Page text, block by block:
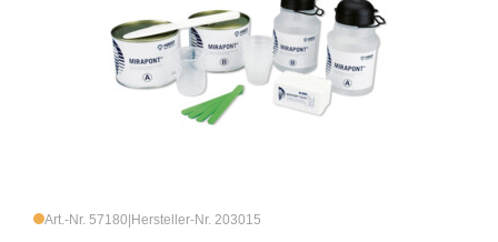
Art.-Nr. 57180 Hersteller-Nr. 203015